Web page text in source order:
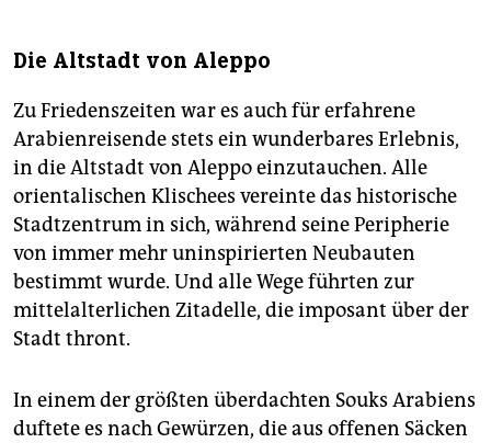
Die Altstadt von Aleppo
Zu Friedenszeiten war es auch für erfahrene
Arabienreisende stets ein wunderbares Erlebnis,
in die Altstadt von Aleppo einzutauchen. Alle
orientalischen Klischees vereinte das historische
Stadtzentrum in sich, während seine Peripherie
von immer mehr uninspirierten Neubauten
bestimmt wurde. Und alle Wege führten zur
mittelalterlichen Zitadelle, die imposant über der
Stadt thront.
In einem der größten überdachten Souks Arabiens
duftete es nach Gewürzen, die aus offenen Säcken